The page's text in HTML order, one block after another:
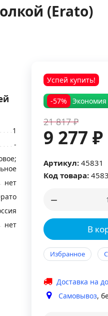
(Erato)
Успей купить!
-57% Экономия
21 817 ₽
9 277 ₽
Артикул: 45831
Код товара:
В
Избранное
Доставка на
Самовывоз,
1
-
нет
нет